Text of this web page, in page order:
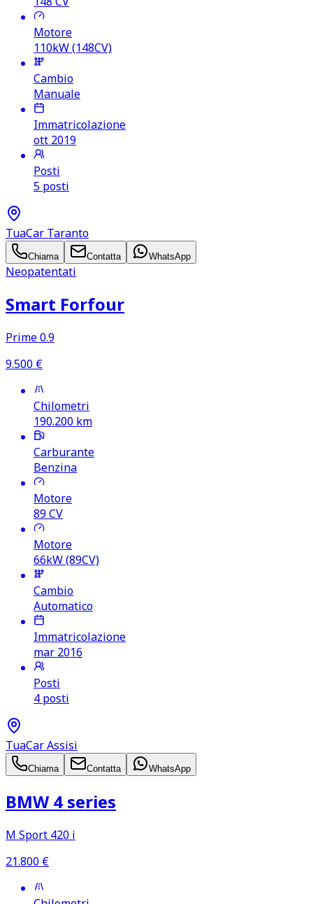
Motore
110kW (148CV)
Cambio
Manuale
Immatricolazione
ott 2019
Posti
5 posti
TuaCar Taranto
Chiama Contatta WhatsApp
Neopatentati
Smart Forfour
Prime 0.9
9.500 €
Chilometri
190.200 km
Carburante
Benzina
Motore
89CV
Motore
66kW (89CV)
Cambio
Automatico
Immatricolazione
mar 2016
Posti
4 posti
TuaCar Assisi
Chiama Contatta WhatsApp
BMW 4 series
M Sport 420 i
21.800 €